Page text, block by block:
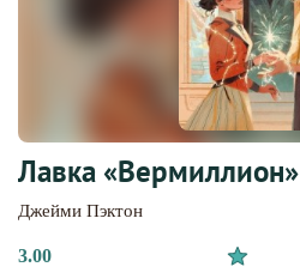
Лавка «Вермиллион»
Джейми Пэктон
3.00